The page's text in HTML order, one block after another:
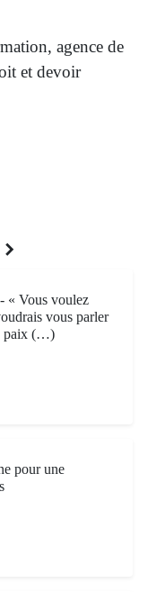
agence de
et devoir
« Vous voulez
vous parler
paix (…)
pour une